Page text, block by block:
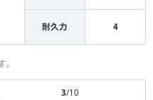
耐久力 4
3/10